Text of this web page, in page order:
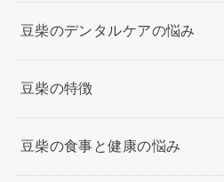
豆柴のデンタルケアの悩み
豆柴の特徴
豆柴の食事と健康の悩み